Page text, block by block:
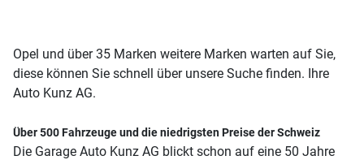
Opel und über 35 Marken weitere Marken warten auf Sie,
diese können Sie schnell über unsere Suche finden. Ihre
Auto Kunz AG.
Über 500 Fahrzeuge und die niedrigsten Preise der Schweiz
Die Garage Auto Kunz AG blickt schon auf eine 50 Jahre